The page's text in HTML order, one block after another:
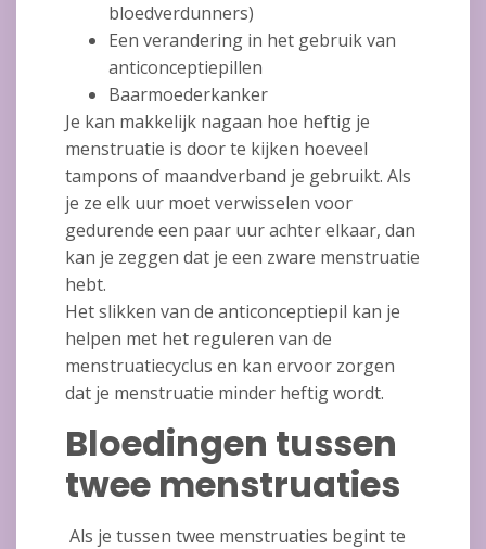
bloedverdunners)
Een verandering in het gebruik van
anticonceptiepillen
Baarmoederkanker
Je kan makkelijk nagaan hoe heftig je
menstruatie is door te kijken hoeveel
tampons of maandverband je gebruikt. Als
je ze elk uur moet verwisselen voor
gedurende een paar uur achter elkaar, dan
kan je zeggen dat je een zware menstruatie
hebt.
Het slikken van de anticonceptiepil kan je
helpen met het reguleren van de
menstruatiecyclus en kan ervoor zorgen
dat je menstruatie minder heftig wordt.
Bloedingen tussen
twee menstruaties
Als je tussen twee menstruaties begint te